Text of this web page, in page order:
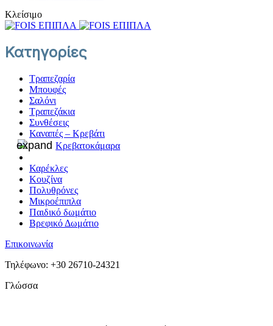
Κλείσιμο
Κατηγορίες
Τραπεζαρία
Μπουφές
Σαλόνι
Τραπεζάκια
Συνθέσεις
Καναπές – Κρεβάτι
Κρεβατοκάμαρα
Καρέκλες
Κουζίνα
Πολυθρόνες
Μικροέπιπλα
Παιδικό δωμάτιο
Βρεφικό Δωμάτιο
Επικοινωνία
Τηλέφωνο: +30 26710-24321
Γλώσσα